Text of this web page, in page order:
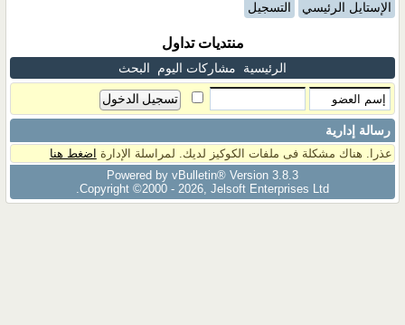
الإستايل الرئيسي التسجيل
منتديات تداول
الرئيسية مشاركات اليوم البحث
رسالة إدارية
عذرا. هناك مشكلة فى ملفات الكوكيز لديك. لمراسلة الإدارة اضغط هنا
Powered by vBulletin® Version 3.8.3
Copyright ©2000 - 2026, Jelsoft Enterprises Ltd.